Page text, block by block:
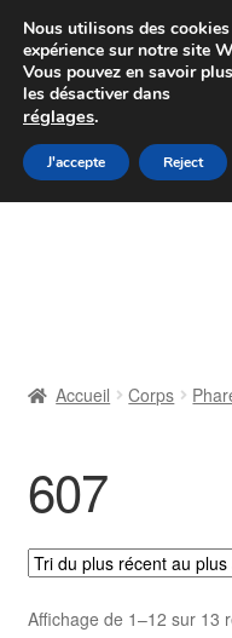
Colissimo
Du lundi au
Aller
à
Aller
au
Livraison
Livraison internationale
Mon compte
Accueil Corps
607
Affichage de 1–12 sur 13
Nous utilisons des
expérience sur notre site
Vous pouvez en savoir
les désactiver dans
réglages.
J'accepte Reject